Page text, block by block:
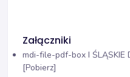
Załączniki
mdi-file-pdf-box I ŚLĄSKIE
[Pobierz]